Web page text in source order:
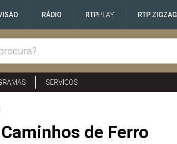
RÁDIO RTPPLAY RTP ZIGZAG
SERVIÇOS
de Ferro